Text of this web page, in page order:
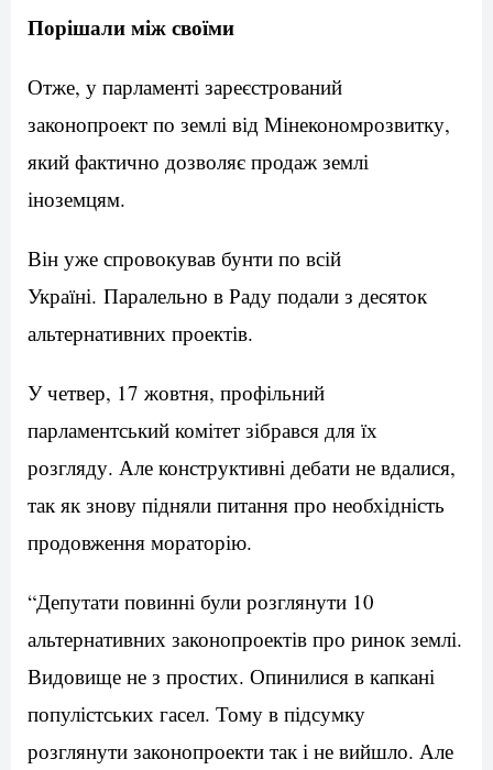
Порішали між своїми
Отже, у парламенті зареєстрований
законопроект по землі від Мінекономрозвитку,
який фактично дозволяє продаж землі
іноземцям.
Він уже спровокував бунти по всій
Україні. Паралельно в Раду подали з десяток
альтернативних проектів.
У четвер, 17 жовтня, профільний
парламентський комітет зібрався для їх
розгляду. Але конструктивні дебати не вдалися,
так як знову підняли питання про необхідність
продовження мораторію.
“Депутати повинні були розглянути 10
альтернативних законопроектів про ринок землі.
Видовище не з простих. Опинилися в капкані
популістських гасел. Тому в підсумку
розглянути законопроекти так і не вийшло. Але